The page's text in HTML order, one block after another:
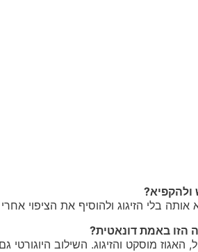
אותה בלי הזיגוג ולהוסיף את הציפוי
הזו באמת דונאטית?
האגוז מוסקט והזיגוג. השילוב